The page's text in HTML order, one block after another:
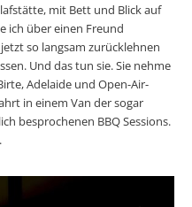
mit Bett und Blick auf
ich über einen Freund
so langsam zurücklehnen
Und das tun sie. Sie nehme
Adelaide und Open-Air-
in einem Van der sogar
besprochenen BBQ Sessions.